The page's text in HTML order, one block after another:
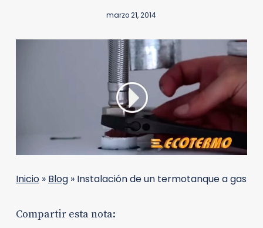
marzo 21, 2014
Inicio» Blog» Instalación de un termotanque a gas
Compartir esta nota: